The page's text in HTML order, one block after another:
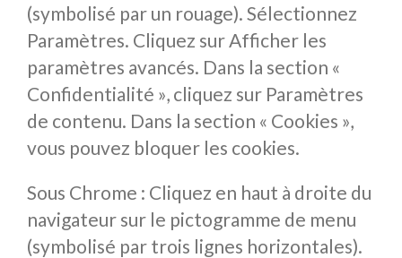
(symbolisé par un rouage). Sélectionnez
Paramètres. Cliquez sur Afficher les
paramètres avancés. Dans la section «
Confidentialité », cliquez sur Paramètres
de contenu. Dans la section « Cookies »,
vous pouvez bloquer les cookies.
Sous Chrome : Cliquez en haut à droite du
navigateur sur le pictogramme de menu
(symbolisé par trois lignes horizontales).